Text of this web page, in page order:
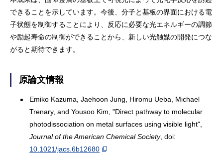
できることを示しています。今後、分子と基板の界面における電
子状態を制御することにより、反応に必要な光エネルギーの調節
や励起寿命の制御ができることから、新しい光触媒の開発につな
がると期待できます。
原論文情報
Emiko Kazuma, Jaehoon Jung, Hiromu Ueba, Michael
Trenary, and Yousoo Kim, "Direct pathway to molecular
photodissociation on metal surfaces using visible light",
Journal of the American Chemical Society, doi:
10.1021/jacs.6b12680